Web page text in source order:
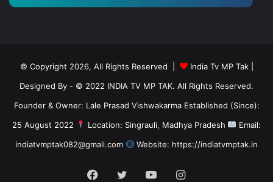
© Copyright 2026, All Rights Reserved | India Tv MP Tak|
Designed By - © 2022 INDIA TV MP TAK. All Rights Reserved.
Founder & Owner: Lale Prasad Vishwakarma Established (Since):
25 August 2022
Location: Singrauli, Madhya Pradesh
Email:
indiatvmptak082@gmail.com
Website: https://indiatvmptak.in
Facebook
TwitterYouTubeInstagram